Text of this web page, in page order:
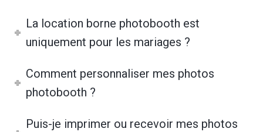
La location borne photobooth est
uniquement pour les mariages ?
Comment personnaliser mes photos
photobooth ?
Puis-je imprimer ou recevoir mes photos